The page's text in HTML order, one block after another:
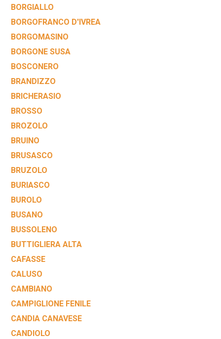
BORGIALLO
BORGOFRANCO D'IVREA
BORGOMASINO
BORGONE SUSA
BOSCONERO
BRANDIZZO
BRICHERASIO
BROSSO
BROZOLO
BRUINO
BRUSASCO
BRUZOLO
BURIASCO
BUROLO
BUSANO
BUSSOLENO
BUTTIGLIERA ALTA
CAFASSE
CALUSO
CAMBIANO
CAMPIGLIONE FENILE
CANDIA CANAVESE
CANDIOLO